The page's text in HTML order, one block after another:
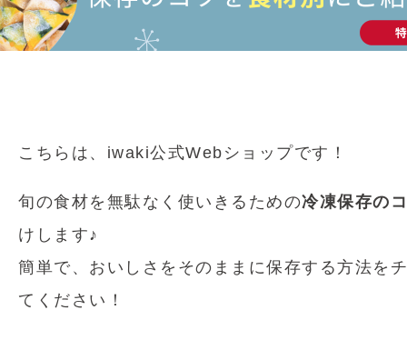
こちらは、iwaki公式Webショップです！
旬の食材を無駄なく使いきるための冷凍保存の
けします♪
簡単で、おいしさをそのままに保存する方法を
てください！